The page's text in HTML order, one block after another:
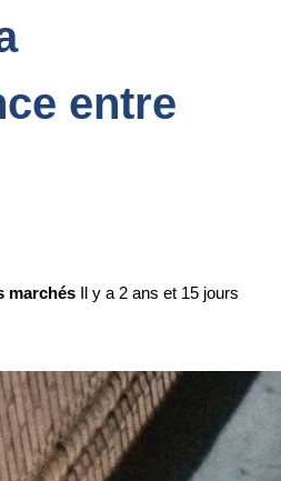
entre
marchés Il y a 2 ans et 15 jours